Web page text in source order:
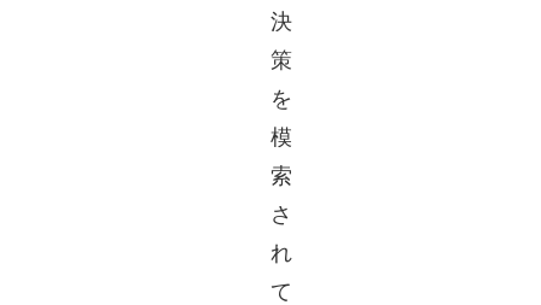
決
策
を
模
索
さ
れ
て